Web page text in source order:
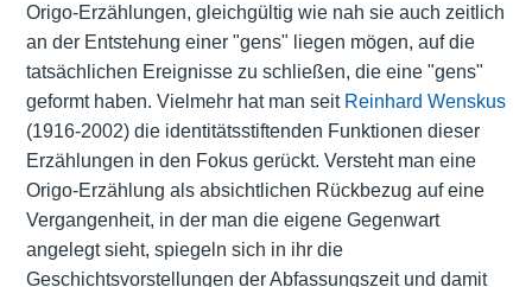
Origo-Erzählungen, gleichgültig wie nah sie auch zeitlich
an der Entstehung einer "gens" liegen mögen, auf die
tatsächlichen Ereignisse zu schließen, die eine "gens"
geformt haben. Vielmehr hat man seit Reinhard Wenskus
(1916-2002) die identitätsstiftenden Funktionen dieser
Erzählungen in den Fokus gerückt. Versteht man eine
Origo-Erzählung als absichtlichen Rückbezug auf eine
Vergangenheit, in der man die eigene Gegenwart
angelegt sieht, spiegeln sich in ihr die
Geschichtsvorstellungen der Abfassungszeit und damit